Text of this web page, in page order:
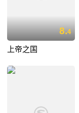
8.4
上帝之国